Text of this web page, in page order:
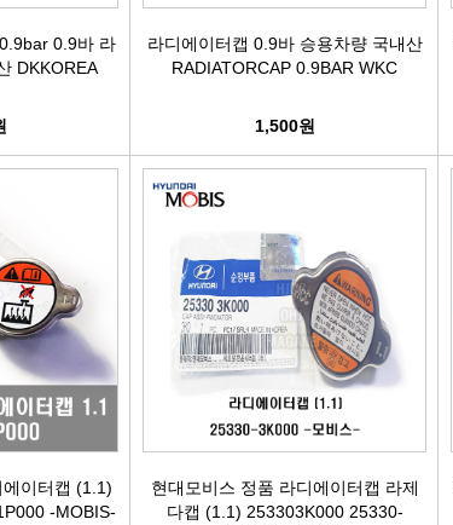
모비스엔진오일
텐션베어링[순정품]
워터펌프[순정품]
워터펌프[GMB/정우]
펜클러치
오일스위치
온도센서
물통모타
자동차메인휴즈
자동차휴즈
유리관휴즈
0.9바 라
DKKOREA
라디에이터캡 0.9바 승용차량 국내산
RADIATORCAP 0.9BAR WKC
1,500원
이터캡 (1.1)
-MOBIS-
현대모비스 정품 라디에이터캡 라제
다캡 (1.1) 253303K000 25330-